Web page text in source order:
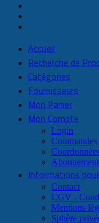
Accueil
Recherche de
Catégories
Fournisseurs
Mon Panier
Mon Compte
Login
Commandes
Informations
Contact
CGV -
Mentions
Sphère